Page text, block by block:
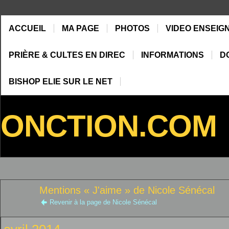
ACCUEIL MA PAGE PHOTOS VIDEO
PRIÈRE & CULTES EN DIREC INFORMATIONS
BISHOP ELIE SUR LE NET
ONCTION.COM
Mentions « J'aime » de Nicole Sénécal
Revenir à la page de Nicole Sénécal